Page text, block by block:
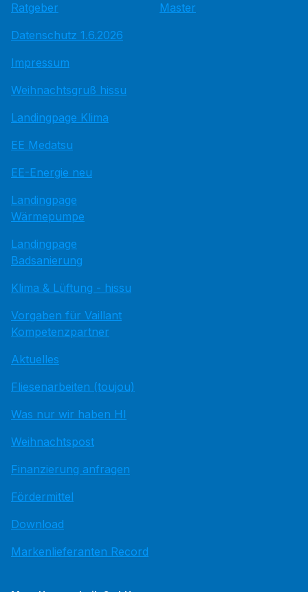
Ratgeber
Datenschutz 1.6.2026
Impressum
Weihnachtsgruß hissu
Landingpage Klima
EE Medatsu
EE-Energie neu
Landingpage
Wärmepumpe
Landingpage
Badsanierung
Klima & Lüftung - hissu
Vorgaben für Vaillant
Kompetenzpartner
Aktuelles
Fliesenarbeiten (toujou)
Was nur wir haben HI
Weihnachtspost
Finanzierung anfragen
Fördermittel
Download
Markenlieferanten Record
Master